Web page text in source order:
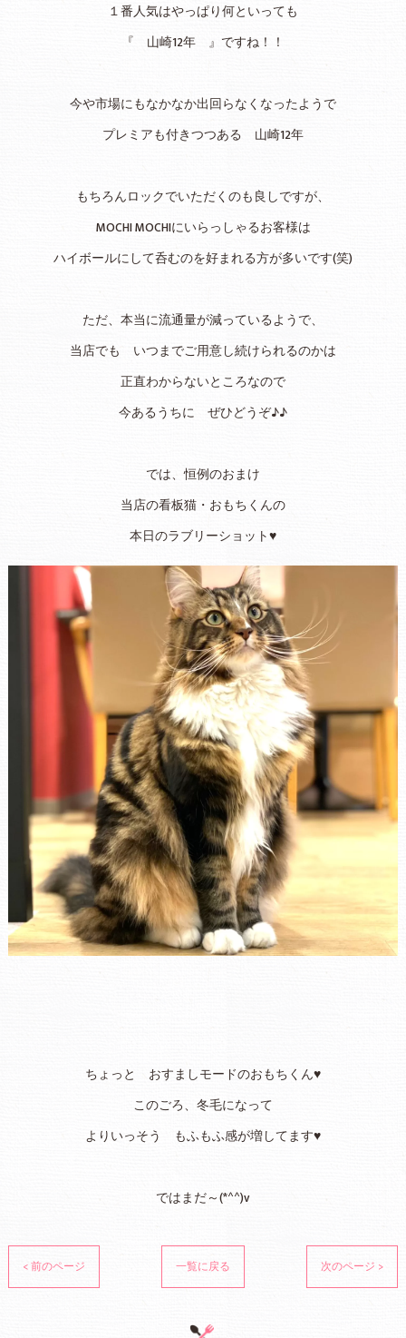
１番人気はやっぱり何といっても
『 山崎12年 』ですね！！
今や市場にもなかなか出回らなくなったようで
プレミアも付きつつある 山崎12年
もちろんロックでいただくのも良しですが、
MOCHI MOCHIにいらっしゃるお客様は
ハイボールにして呑むのを好まれる方が多いです(笑)
ただ、本当に流通量が減っているようで、
当店でも いつまでご用意し続けられるのかは
正直わからないところなので
今あるうちに ぜひどうぞ♪♪
では、恒例のおまけ
当店の看板猫・おもちくんの
本日のラブリーショット♥
ちょっと おすましモードのおもちくん♥
このごろ、冬毛になって
よりいっそう もふもふ感が増してます♥
ではまだ～(*^^)v
< 前のページ 一覧に戻る 次のページ >